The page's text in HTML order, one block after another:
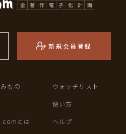
新規会員登録
もの
とは
ウォッチリスト
使い方
ヘルプ